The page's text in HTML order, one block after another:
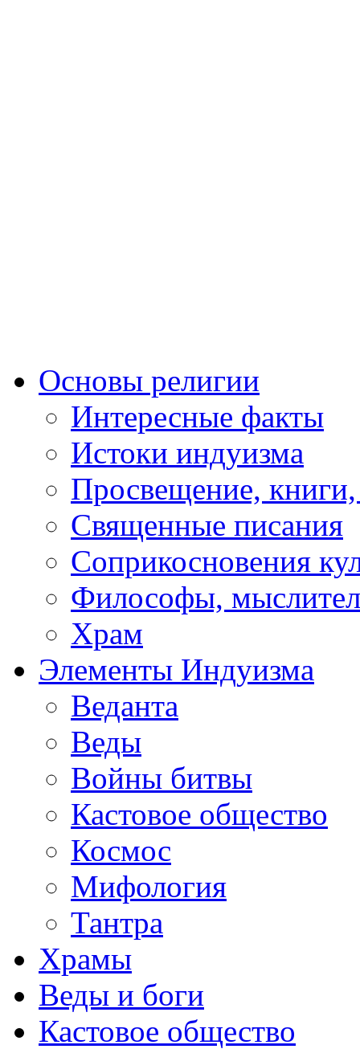
Основы религии
Интересные факты
Истоки индуизма
Просвещение, книги,
Священные писания
Соприкосновения
Философы,
Храм
Элементы Индуизма
Веданта
Веды
Войны битвы
Кастовое общество
Космос
Мифология
Тантра
Храмы
Веды и боги
Кастовое общество